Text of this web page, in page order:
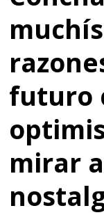
futuro
mirar